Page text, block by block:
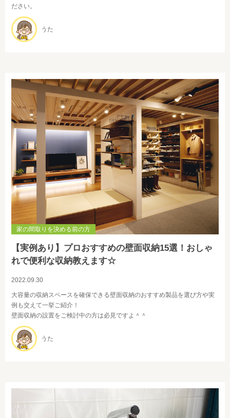
ださい。
うた
家の間取りを決める前の方
【実例あり】プロおすすめの壁面収納15選！おしゃ
れで便利な収納教えます☆
2022.09.30
大容量の収納スペースを確保できる壁面収納のおすすめ製品を選び方や実
例も交えて一挙ご紹介！
壁面収納の設置をご検討中の方は必見ですよ＾＾
うた